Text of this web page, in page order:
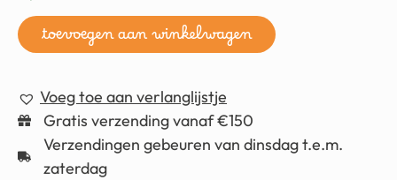
toevoegen aan winkelwagen
Voeg toe aan verlanglijstje
Gratis verzending vanaf €150
Verzendingen gebeuren van dinsdag t.e.m.
zaterdag